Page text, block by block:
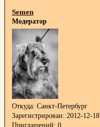
Semen
Модератор
Откуда: Санкт-Петербург
Зарегистрирован: 2012-12-18
Приглашений: 0